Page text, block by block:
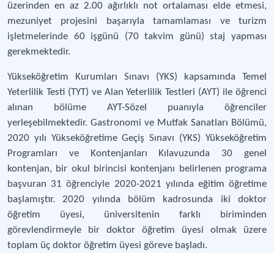
üzerinden en az 2.00 ağırlıklı not ortalaması elde etmesi,
mezuniyet projesini başarıyla tamamlaması ve turizm
işletmelerinde 60 işgünü (70 takvim günü) staj yapması
gerekmektedir.
Yükseköğretim Kurumları Sınavı (YKS) kapsamında Temel
Yeterlilik Testi (TYT) ve Alan Yeterlilik Testleri (AYT) ile öğrenci
alınan bölüme AYT-Sözel puanıyla öğrenciler
yerleşebilmektedir. Gastronomi ve Mutfak Sanatları Bölümü,
2020 yılı Yükseköğretime Geçiş Sınavı (YKS) Yükseköğretim
Programları ve Kontenjanları Kılavuzunda 30 genel
kontenjan, bir okul birincisi kontenjanı belirlenen programa
başvuran 31 öğrenciyle 2020-2021 yılında eğitim öğretime
başlamıştır. 2020 yılında bölüm kadrosunda iki doktor
öğretim üyesi, üniversitenin farklı biriminden
görevlendirmeyle bir doktor öğretim üyesi olmak üzere
toplam üç doktor öğretim üyesi göreve başladı.